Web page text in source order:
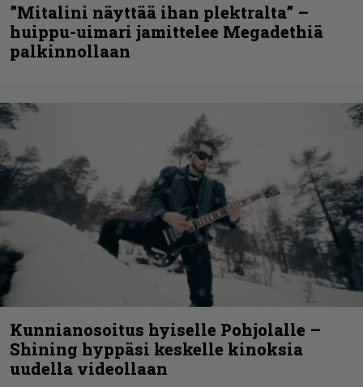
”Mitalini näyttää ihan plektralta” –
huippu-uimari jamittelee Megadethiä
palkinnollaan
Kunnianosoitus hyiselle Pohjolalle –
Shining hyppäsi keskelle kinoksia
uudella videollaan